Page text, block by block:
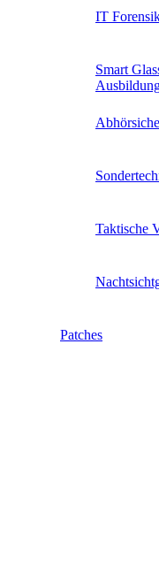
IT
Smart
Taktische
Patches